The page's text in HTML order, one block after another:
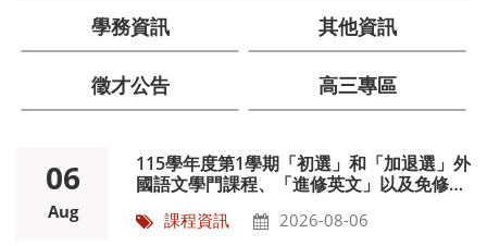
學務資訊 其他資訊
徵才公告 高三專區
06
Aug
115學年度第1學期「初選」和「加退選」外
國語文學門課程、「進修英文」以及免修外
文（一）、外文（二）課程相關事宜
課程資訊 2026-08-06